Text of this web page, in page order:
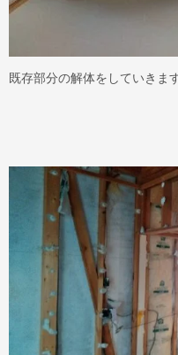
既存部分の解体をしていきます